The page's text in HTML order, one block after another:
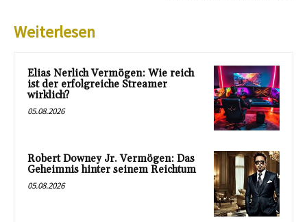
Weiterlesen
Elias Nerlich Vermögen: Wie reich
ist der erfolgreiche Streamer
wirklich?
05.08.2026
Robert Downey Jr. Vermögen: Das
Geheimnis hinter seinem Reichtum
05.08.2026